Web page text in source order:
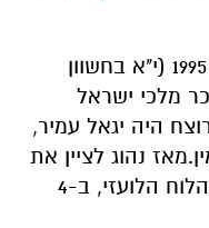
יצחק רבין נרצח ב-4 בנובמבר 1995 (י"א בחשוון
מלכי ישראל
היה יגאל עמיר,
נהוג לציין את
יום הירצחו של יצחק רבין לפי הלוח הלועזי, ב-4